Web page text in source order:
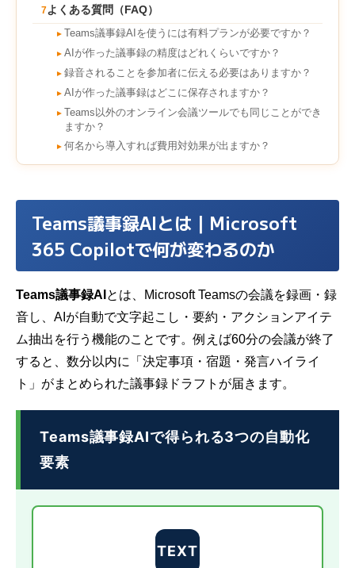
7よくある質問（FAQ）
► Teams議事録AIを使うには有料プランが必要ですか？
► AIが作った議事録の精度はどれくらいですか？
► 録音されることを参加者に伝える必要はありますか？
► AIが作った議事録はどこに保存されますか？
►
Teams以外のオンライン会議ツールでも同じことができ
ますか？
► 何名から導入すれば費用対効果が出ますか？
Teams議事録AIとは｜Microsoft
365 Copilotで何が変わるのか
Teams議事録AI とは、Microsoft Teamsの会議を録画・録
音し、AIが自動で文字起こし・要約・アクションアイテ
ム抽出を行う機能のことです。例えば60分の会議が終了
すると、数分以内に「決定事項・宿題・発言ハイライ
ト」がまとめられた議事録ドラフトが届きます。
Teams議事録AIで得られる3つの自動化
要素
TEXT